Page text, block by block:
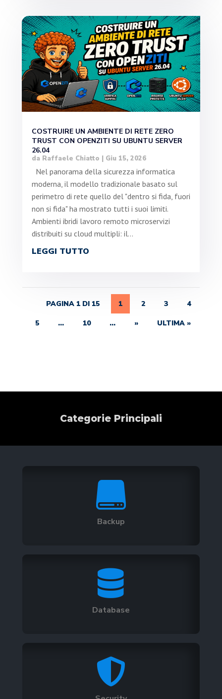
COSTRUIRE UN AMBIENTE DI RETE ZERO
TRUST CON OPENZITI SU UBUNTU SERVER
26.04
da Raffaele Chiatto | Giu 15, 2026
Nel panorama della sicurezza informatica
moderna, il modello tradizionale basato sul
perimetro di rete quello del "dentro si fida, fuori
non si fida" ha mostrato tutti i suoi limiti.
Ambienti ibridi lavoro remoto microservizi
distribuiti su cloud multipli: il...
LEGGI TUTTO
PAGINA 1 DI 15 1 2 3 4
5 ... 10 ... » ULTIMA »
Categorie Principali

Backup

Database
